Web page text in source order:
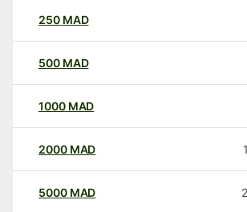
250 MAD
500 MAD
1000 MAD
2000 MAD
5000 MAD